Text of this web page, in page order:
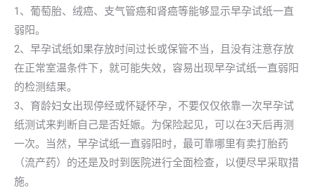
1、葡萄胎、绒癌、支气管癌和肾癌等能够显示早孕试纸一直
弱阳。
2、早孕试纸如果存放时间过长或保管不当，且没有注意存放
在正常室温条件下，就可能失效，容易出现早孕试纸一直弱阳
的检测结果。
3、育龄妇女出现停经或怀疑怀孕，不要仅仅依靠一次早孕试
纸测试来判断自己是否妊娠。为保险起见，可以在3天后再测
一次。当然，早孕试纸一直弱阳时，最可靠哪里有卖打胎药
（流产药）的还是及时到医院进行全面检查，以便尽早采取措
施。